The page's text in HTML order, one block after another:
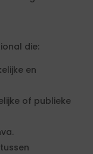
die:
en
of publieke